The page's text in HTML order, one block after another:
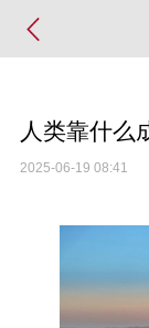
人类靠什么
2025-06-19 08:41